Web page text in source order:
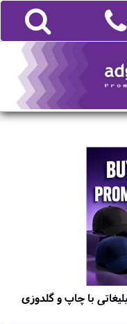
با چاپ و گلدوزی